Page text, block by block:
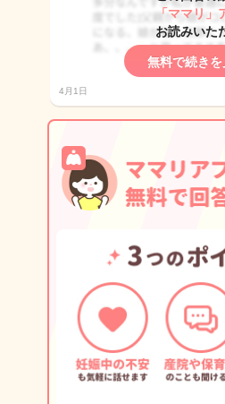
「ママリ」
お読みいた
無料で続き
4月1日